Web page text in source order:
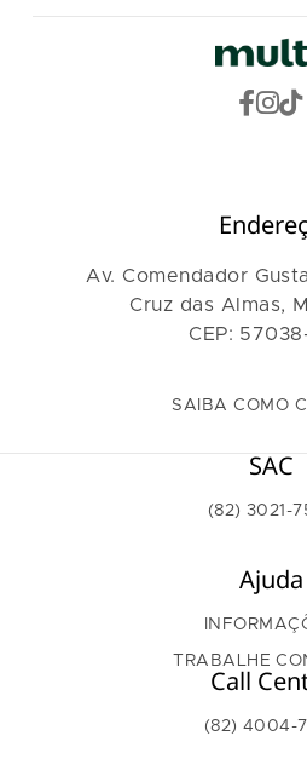
Av. Comendador
Cruz das Almas,
CEP:
SAIBA COMO
SAC
(82) 3021-
Ajuda
TRABALHE
Call
(82) 4004-